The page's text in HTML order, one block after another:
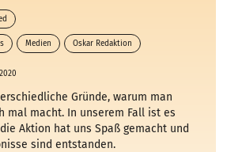
Medien Oskar Redaktion
Gründe, warum man
mal macht. In unserem Fall ist es
Aktion hat uns Spaß gemacht und
sind entstanden.